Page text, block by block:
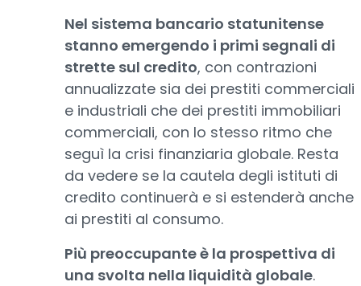
Nel sistema bancario statunitense
stanno emergendo i primi segnali di
strette sul credito, con contrazioni
annualizzate sia dei prestiti commerciali
e industriali che dei prestiti immobiliari
commerciali, con lo stesso ritmo che
seguì la crisi finanziaria globale. Resta
da vedere se la cautela degli istituti di
credito continuerà e si estenderà anche
ai prestiti al consumo.
Più preoccupante è la prospettiva di
una svolta nella liquidità globale.